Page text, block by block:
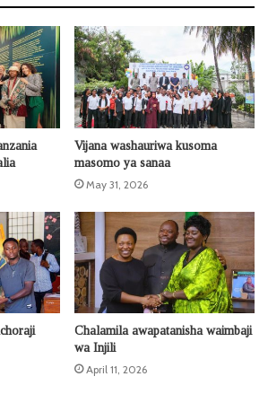
Vijana washauriwa kusoma
masomo ya sanaa
May 31, 2026
Chalamila awapatanisha waimbaji
wa Injili
April 11, 2026